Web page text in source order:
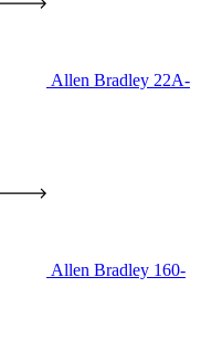
Allen Bradley 22A-
Allen Bradley 160-